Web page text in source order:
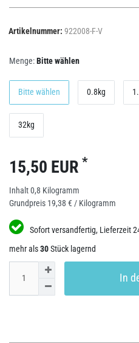
Artikelnummer: 922008-F-V
Menge:Bitte wählen
Bitte wählen 0.8kg
32kg
15,50 EUR *
Inhalt0,8 Kilogramm
Grundpreis 19,38 € / Kilogramm
Sofort versandfertig, Lieferzeit
mehr als30Stück lagernd
In